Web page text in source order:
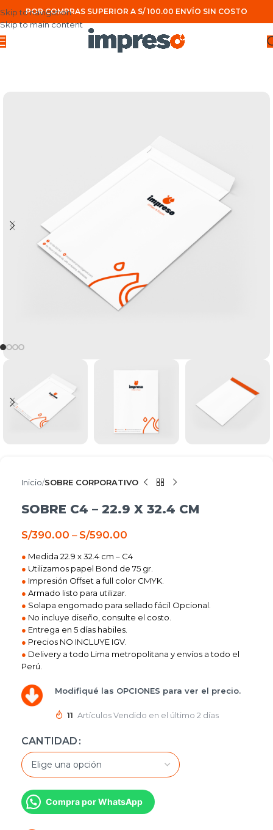
Skip to navigation
Skip to main content
POR COMPRAS SUPERIOR A S/ 100.00 ENVÍO SIN COSTO
Inicio SOBRE CORPORATIVO
SOBRE C4 – 22.9 X 32.4 CM
S/390.00 – S/590.00
● Medida 22.9 x 32.4 cm – C4
● Utilizamos papel Bond de 75 gr.
● Impresión Offset a full color CMYK.
● Armado listo para utilizar.
● Solapa engomado para sellado fácil Opcional.
● No incluye diseño, consulte el costo.
● Entrega en 5 días habiles.
● Precios NO INCLUYE IGV.
● Delivery a todo Lima metropolitana y envíos a todo el
Perú.
Modifiqué las OPCIONES para ver el precio.
11 Artículos Vendido en el último 2 días
CANTIDAD
Compra por WhatsApp